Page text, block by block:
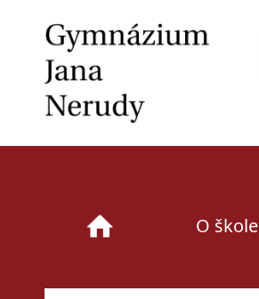
content
O škole